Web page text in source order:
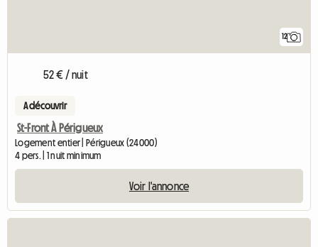
12
52 € / nuit
A découvrir
St-Front À Périgueux
Logement entier | Périgueux (24000)
4 pers. | 1 nuit minimum
Voir l'annonce